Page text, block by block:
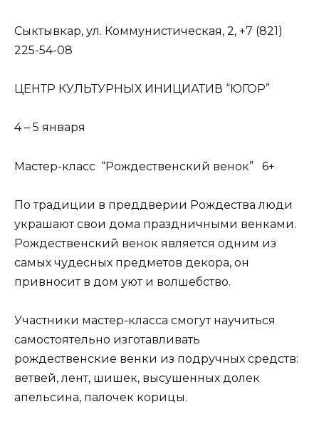
Сыктывкар, ул. Коммунистическая, 2, +7 (821)
225-54-08
ЦЕНТР КУЛЬТУРНЫХ ИНИЦИАТИВ “ЮГОР”
4 – 5 января
Мастер-класс “Рождественский венок” 6+
По традиции в преддверии Рождества люди
украшают свои дома праздничными венками.
Рождественский венок является одним из
самых чудесных предметов декора, он
привносит в дом уют и волшебство.
Участники мастер-класса смогут научиться
самостоятельно изготавливать
рождественские венки из подручных средств:
ветвей, лент, шишек, высушенных долек
апельсина, палочек корицы.